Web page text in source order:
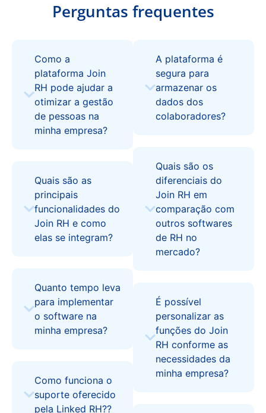
Perguntas frequentes
Como a
plataforma Join
RH pode ajudar a
otimizar a gestão
de pessoas na
minha empresa?
Quais são as
principais
funcionalidades do
Join RH e como
elas se integram?
Quanto tempo leva
para implementar
o software na
minha empresa?
Como funciona o
suporte oferecido
pela Linked RH??
A plataforma é
segura para
armazenar os
dados dos
colaboradores?
Quais são os
diferenciais do
Join RH em
comparação com
outros softwares
de RH no
mercado?
É possível
personalizar as
funções do Join
RH conforme as
necessidades da
minha empresa?